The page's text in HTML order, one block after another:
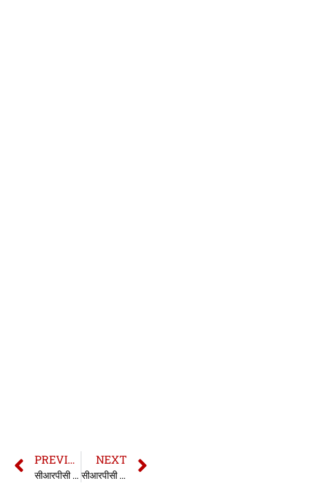
PREVIOUS
सीआरपीसी की धारा 143 | 143 CrPC in hindi
NEXT
सीआरपीसी की धारा 145 | 145 CrPC in hindi